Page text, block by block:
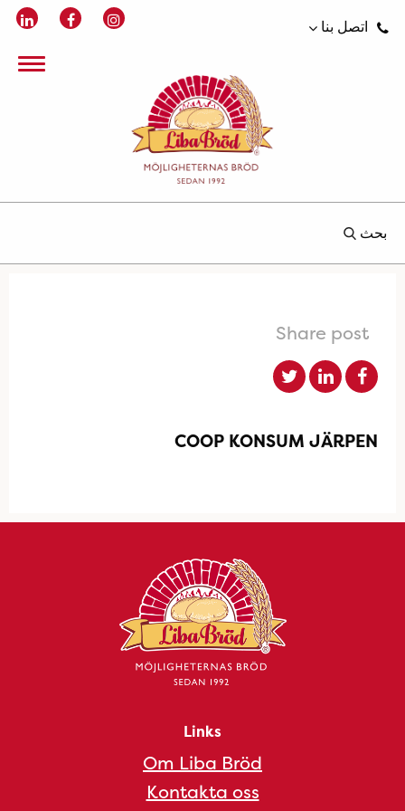
اتصل بنا
بحث
Share post
COOP KONSUM JÄRPEN
Links
Om Liba Bröd
Kontakta oss